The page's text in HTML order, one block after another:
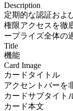
Description
定期的な認証およ
権限アクセスを徹
ープライズ全体の
Title
機能
Card Image
カードタイトル
アクセントバーを
カードサブタイト
カード本文